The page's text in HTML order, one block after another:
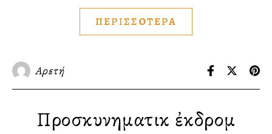
ΠΕΡΙΣΣΟΤΕΡΑ
Αρετή
Προσκυνηματικὴ ἐκδρομὴ